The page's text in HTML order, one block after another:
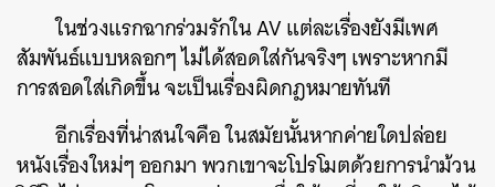
ในช่วงแรกฉากร่วมรักใน AV แต่ละเรื่องยังมีเพศ
สัมพันธ์แบบหลอกๆ ไม่ได้สอดใส่กันจริงๆ เพราะหากมี
การสอดใส่เกิดขึ้น จะเป็นเรื่องผิดกฎหมายทันที
อีกเรื่องที่น่าสนใจคือ ในสมัยนั้นหากค่ายใดปล่อย
หนังเรื่องใหม่ๆ ออกมา พวกเขาจะโปรโมตด้วยการนำม้วน